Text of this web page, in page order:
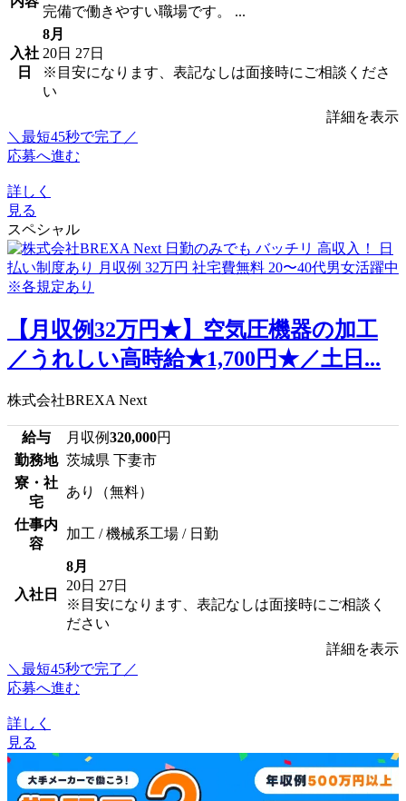
完備で働きやすい職場です。 ...
入社
日
8月
20日 27日
※目安になります、表記なしは面接時にご相談くださ
い
詳細を表示
＼最短45秒で完了／
応募へ進む
詳しく
見る
スペシャル
【月収例32万円★】空気圧機器の加工
／うれしい高時給★1,700円★／土日...
株式会社BREXA Next
給与 月収例320,000円
勤務地 茨城県 下妻市
寮・社
宅
あり（無料）
仕事内
容
加工 / 機械系工場 / 日勤
入社日
8月
20日 27日
※目安になります、表記なしは面接時にご相談く
ださい
詳細を表示
＼最短45秒で完了／
応募へ進む
詳しく
見る